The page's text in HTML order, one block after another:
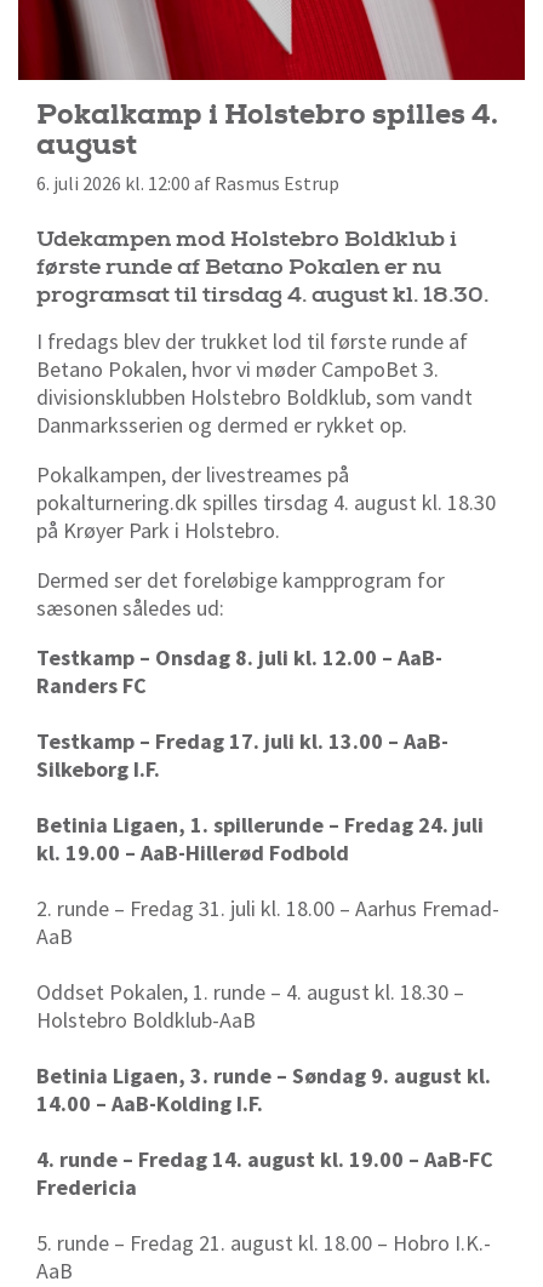
Pokalkamp i Holstebro spilles 4.
august
6. juli 2026 kl. 12:00 af Rasmus Estrup
Udekampen mod Holstebro Boldklub i
første runde af Betano Pokalen er nu
programsat til tirsdag 4. august kl. 18.30.
I fredags blev der trukket lod til første runde af
Betano Pokalen, hvor vi møder CampoBet 3.
divisionsklubben Holstebro Boldklub, som vandt
Danmarksserien og dermed er rykket op.
Pokalkampen, der livestreames på
pokalturnering.dk spilles tirsdag 4. august kl. 18.30
på Krøyer Park i Holstebro.
Dermed ser det foreløbige kampprogram for
sæsonen således ud:
Testkamp – Onsdag 8. juli kl. 12.00 – AaB-
Randers FC
Testkamp – Fredag 17. juli kl. 13.00 – AaB-
Silkeborg I.F.
Betinia Ligaen, 1. spillerunde – Fredag 24. juli
kl. 19.00 – AaB-Hillerød Fodbold
2. runde – Fredag 31. juli kl. 18.00 – Aarhus Fremad-
AaB
Oddset Pokalen, 1. runde – 4. august kl. 18.30 –
Holstebro Boldklub-AaB
Betinia Ligaen, 3. runde – Søndag 9. august kl.
14.00 – AaB-Kolding I.F.
4. runde – Fredag 14. august kl. 19.00 – AaB-FC
Fredericia
5. runde – Fredag 21. august kl. 18.00 – Hobro I.K.-
AaB